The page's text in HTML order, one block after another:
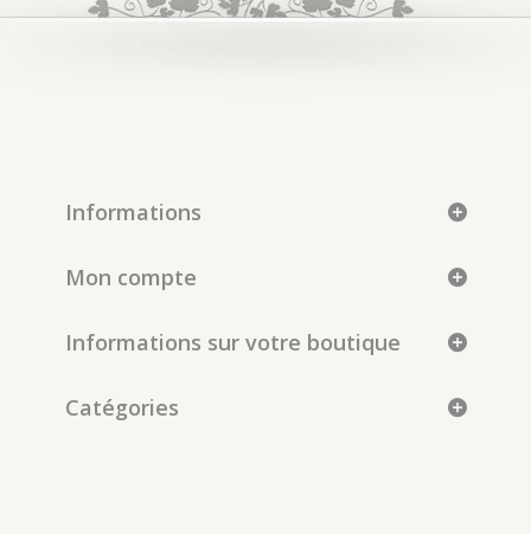
Informations
Mon compte
Informations sur votre boutique
Catégories